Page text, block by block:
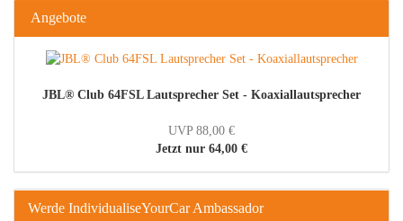
Angebote
JBL® Club 64FSL Lautsprecher Set - Koaxiallautsprecher
UVP 88,00 €
Jetzt nur 64,00 €
Werde IndividualiseYourCar Ambassador